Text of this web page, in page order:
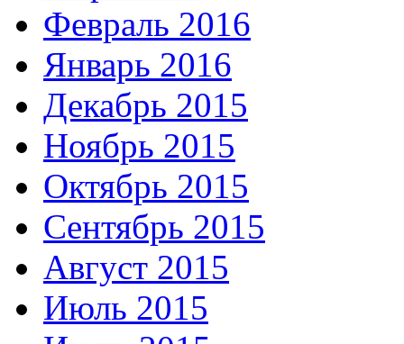
Февраль 2016
Январь 2016
Декабрь 2015
Ноябрь 2015
Октябрь 2015
Сентябрь 2015
Август 2015
Июль 2015